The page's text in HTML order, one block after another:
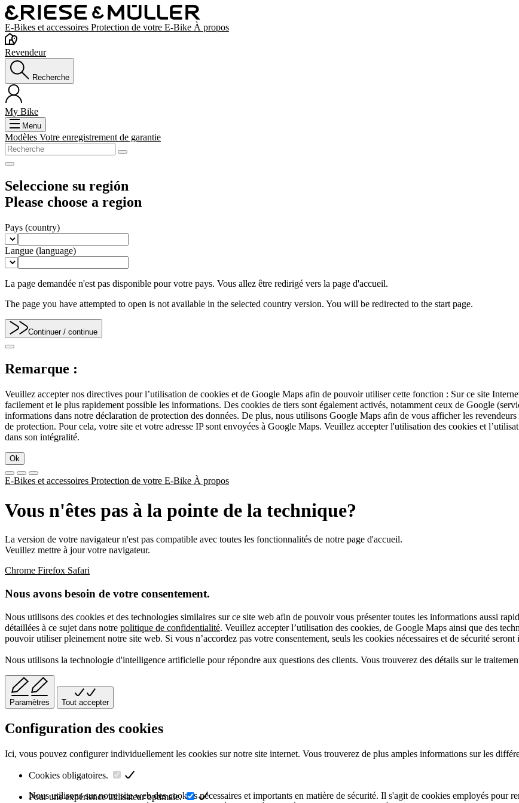
E-Bikes et accessoires Protection de votre E-Bike À propos
Revendeur
Recherche
My Bike
Menu
Modèles Votre enregistrement de garantie
Seleccione su región
Please choose a region
Pays (country)
Langue (language)
La page demandée n'est pas disponible pour votre pays. Vous allez être redirigé vers la page d'accueil.
The page you have attempted to open is not available in the selected country version. You will be redirected to the start page.
Continuer / continue
Remarque :
Veuillez accepter nos directives pour l’utilisation de cookies et de Google Maps afin de pouvoir utiliser cette fonction : Sur ce site
facilement et le plus rapidement possible les informations. Des cookies de tiers sont également activés, notamment ceux de Google
informations dans notre déclaration de protection des données. De plus, nous utilisons Google Maps afin de vous afficher les
de protection. Pour cela, votre site et votre adresse IP sont envoyées à Google Maps. Veuillez accepter l'utilisation des cookies et
dans son intégralité.
Ok
E-Bikes et accessoires Protection de votre E-Bike À propos
Vous n'êtes pas à la pointe de la technique?
La version de votre navigateur n'est pas compatible avec toutes les fonctionnalités de notre page d'accueil.
Veuillez mettre à jour votre navigateur.
Chrome Firefox Safari
Nous avons besoin de votre consentement.
Nous utilisons des cookies et des technologies similaires sur ce site web afin de pouvoir vous présenter toutes les informations aussi
détaillées à ce sujet dans notre politique de confidentialité. Veuillez accepter l’utilisation des cookies, de Google Maps ainsi que des
pouvoir utiliser pleinement notre site web. Si vous n’accordez pas votre consentement, seuls les cookies nécessaires et de sécurité
Nous utilisons la technologie d'intelligence artificielle pour répondre aux questions des clients. Vous trouverez des détails sur le
Paramètres Tout accepter
Configuration des cookies
Ici, vous pouvez configurer individuellement les cookies sur notre site internet. Vous trouverez de plus amples informations sur les
Cookies obligatoires.
Nous utilisons sur notre site web des cookies nécessaires et importants en matière de sécurité. Il s'agit de cookies employés pour
Pour une expérience utilisateur optimale.